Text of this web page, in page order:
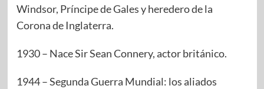
Windsor, Príncipe de Gales y heredero de la
Corona de Inglaterra.
1930 – Nace Sir Sean Connery, actor británico.
1944 – Segunda Guerra Mundial: los aliados